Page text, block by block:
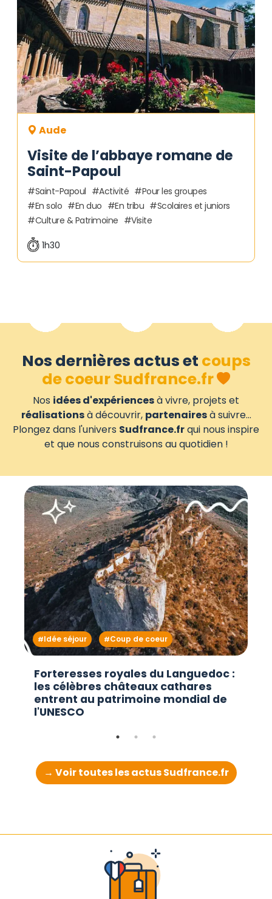
Visite de l’abbaye romane de
Saint-Papoul
Aude
Saint-Papoul Activité
Pour les groupes
En solo
En duo En tribu
Scolaires et juniors
Culture & Patrimoine
Visite
1h30
Nos dernières actus et coups
de coeur Sudfrance.fr
Nos idées d'expériencesà vivre, projets et
réalisationsà découvrir, partenairesà suivre...
Plongez dans l'univers Sudfrance.frqui nous inspire
et que nous construisons au quotidien !
Forteresses royales du Languedoc :
les célèbres châteaux cathares
entrent au patrimoine mondial de
l'UNESCO
Idée séjour Coup de coeur
→ Voir toutes les actus Sudfrance.fr